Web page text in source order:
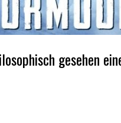
gesehen